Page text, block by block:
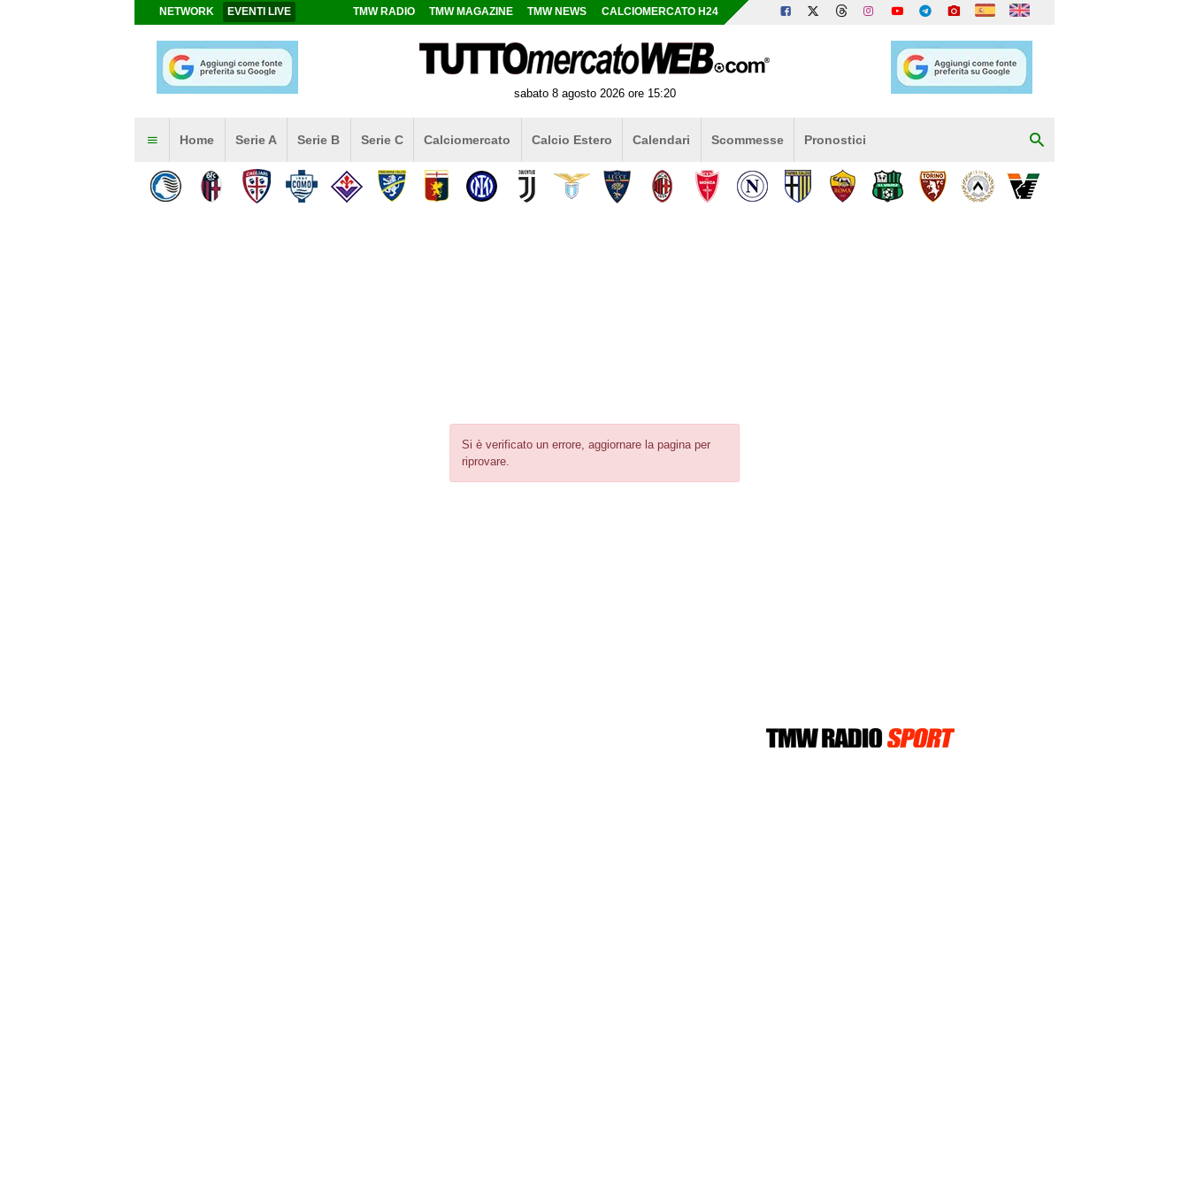
Si è verificato un errore, aggiornare la pagina per
riprovare.
NETWORK EVENTI LIVE TMW RADIO TMW MAGAZINE TMW NEWS CALCIOMERCATO H24
sabato 8 agosto 2026 ore 15:20
Home Serie A Serie B Serie C Calciomercato Calcio Estero Calendari Scommesse Pronostici